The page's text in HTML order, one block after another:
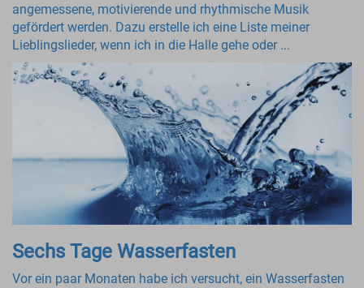
angemessene, motivierende und rhythmische Musik
gefördert werden. Dazu erstelle ich eine Liste meiner
Lieblingslieder, wenn ich in die Halle gehe oder ...
Sechs Tage Wasserfasten
Vor ein paar Monaten habe ich versucht, ein Wasserfasten